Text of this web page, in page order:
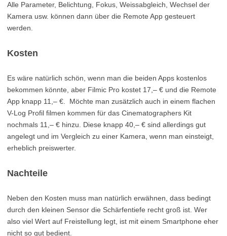
Alle Parameter, Belichtung, Fokus, Weissabgleich, Wechsel der
Kamera usw. können dann über die Remote App gesteuert
werden.
Kosten
Es wäre natürlich schön, wenn man die beiden Apps kostenlos
bekommen könnte, aber Filmic Pro kostet 17,– € und die Remote
App knapp 11,– €. Möchte man zusätzlich auch in einem flachen
V-Log Profil filmen kommen für das Cinematographers Kit
nochmals 11,– € hinzu. Diese knapp 40,– € sind allerdings gut
angelegt und im Vergleich zu einer Kamera, wenn man einsteigt,
erheblich preiswerter.
Nachteile
Neben den Kosten muss man natürlich erwähnen, dass bedingt
durch den kleinen Sensor die Schärfentiefe recht groß ist. Wer
also viel Wert auf Freistellung legt, ist mit einem Smartphone eher
nicht so gut bedient.